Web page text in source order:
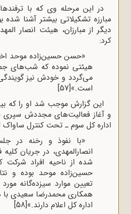
در این مرحله وی که با
مبارزه تشکیلاتی بیشتر آشنا شده
دیگر از مبارزان، هیئت انصار
کرد:
«حسن حسین‌زاده موحد
هیئتی نموده که شب‌های
می‌گردد و خودش نیز
است.»[57]
این گزارش موجب شد او را که
و آغاز فعالیت‌های مجددش سپری
اداره کل سوم ـ تحت کنترل ساواک
«با نفوذ و رخنه در
انصارالمهدی، در جریان
شده از ناحیه افراد شرکت
حسین‌زاده موحد بوده و
تعیین موارد سیزده‌گانه
همکاری محمدرضا سعیدی
اداره کل اعلام دارند.»[58]